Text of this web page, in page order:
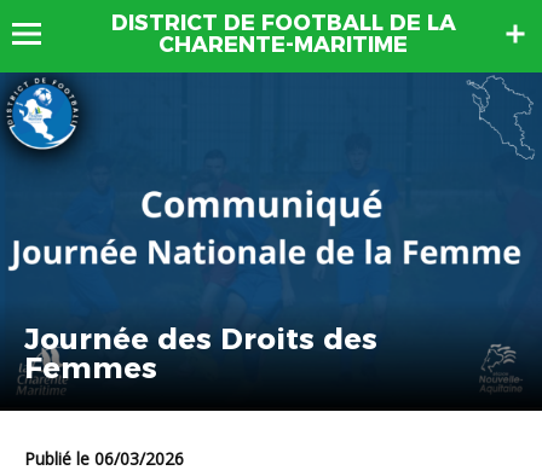
DISTRICT DE FOOTBALL DE LA
CHARENTE-MARITIME
Journée des Droits des
Femmes
Publié le 06/03/2026